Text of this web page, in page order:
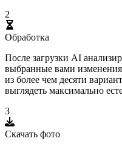
2
Обработка
После загрузки AI
выбранные вами
из более чем десяти
выглядеть максимально
3
Скачать фото